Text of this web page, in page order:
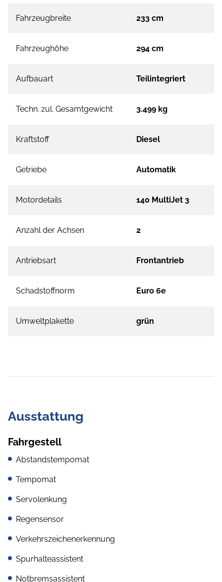
Fahrzeugbreite 233 cm
Fahrzeughöhe 294 cm
Aufbauart Teilintegriert
Techn. zul. Gesamtgewicht 3.499 kg
Kraftstoff Diesel
Getriebe Automatik
Motordetails 140 MultiJet 3
Anzahl der Achsen 2
Antriebsart Frontantrieb
Schadstoffnorm Euro 6e
Umweltplakette grün
Ausstattung
Fahrgestell
Abstandstempomat
Tempomat
Servolenkung
Regensensor
Verkehrszeichenerkennung
Spurhalteassistent
Notbremsassistent